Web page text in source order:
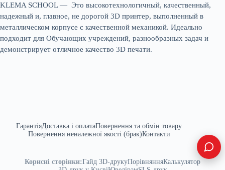
KLEMA SCHOOL — Это высокотехнологичный, качественный,
надежный и, главное, не дорогой 3D принтер, выполненный в
металлическом корпусе с качественной механикой. Идеально
подходит для Обучающих учреждений, разнообразных задач и
демонстрирует отличное качество 3D печати.
ГарантіяДоставка і оплатаПовернення та обмін товару
Повернення неналежної якості (брак)Контакти
Корисні сторінки:Гайд 3D-друкуПорівнянняКалькулятор